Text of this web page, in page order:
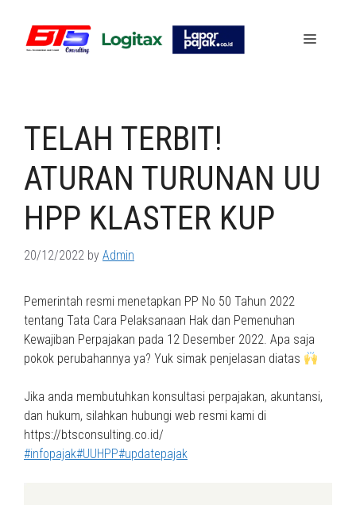
content
Menu
TELAH TERBIT!
ATURAN TURUNAN UU
HPP KLASTER KUP
20/12/2022 by Admin
Pemerintah resmi menetapkan PP No 50 Tahun 2022
tentang Tata Cara Pelaksanaan Hak dan Pemenuhan
Kewajiban Perpajakan pada 12 Desember 2022. Apa saja
pokok perubahannya ya? Yuk simak penjelasan diatas
Jika anda membutuhkan konsultasi perpajakan, akuntansi,
dan hukum, silahkan hubungi web resmi kami di
https://btsconsulting.co.id/
#infopajak#UUHPP#updatepajak